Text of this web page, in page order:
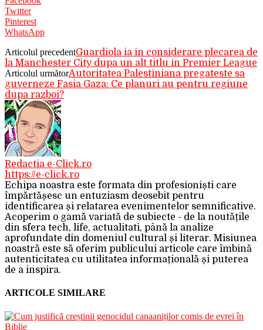
Twitter
Pinterest
WhatsApp
Articolul precedentGuardiola ia in considerare plecarea de
la Manchester City dupa un alt titlu in Premier League
Articolul următorAutoritatea Palestiniana pregateste sa
guverneze Fasia Gaza: Ce planuri au pentru regiune
dupa razboi?
Redactia e-Click.ro
https://e-click.ro
Echipa noastra este formata din profesioniști care
împărtășesc un entuziasm deosebit pentru
identificarea și relatarea evenimentelor semnificative.
Acoperim o gamă variată de subiecte - de la noutățile
din sfera tech, life, actualitati, până la analize
aprofundate din domeniul cultural și literar. Misiunea
noastră este să oferim publicului articole care îmbină
autenticitatea cu utilitatea informațională și puterea
de a inspira.
ARTICOLE SIMILARE